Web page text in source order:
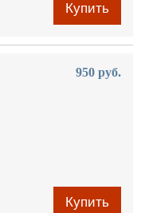
Купить
950 руб.
Купить